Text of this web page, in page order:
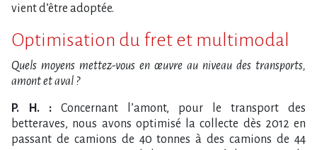
vient d’être adoptée.
Optimisation du fret et multimodal
Quels moyens mettez-vous en œuvre au niveau des transports,
amont et aval ?
P. H. : Concernant l’amont, pour le transport des
betteraves, nous avons optimisé la collecte dès 2012 en
passant de camions de 40 tonnes à des camions de 44